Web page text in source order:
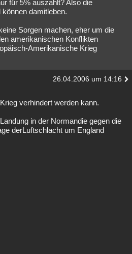
für 5% auszahlt? Also die
damitleben.
Sorgen machen, eher um die
amerikanischen Konflikten
Amerikanische Krieg
26.04.2006 um 14:16
verhindert werden kann.
in der Normandie gegen die
derLuftschlacht um England